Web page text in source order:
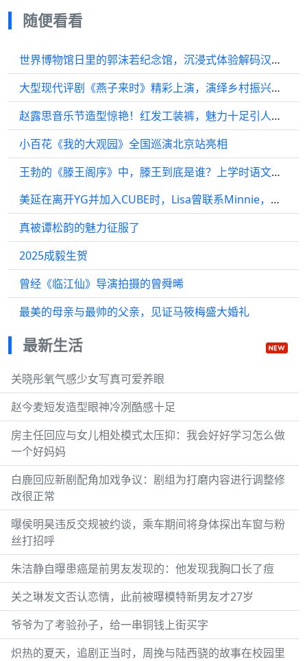
随便看看
世界博物馆日里的郭沫若纪念馆，沉浸式体验解码汉字文化
大型现代评剧《燕子来时》精彩上演，演绎乡村振兴动人篇章
赵露思音乐节造型惊艳！红发工装裤，魅力十足引人注目
小百花《我的大观园》全国巡演北京站亮相
王勃的《滕王阁序》中，滕王到底是谁？上学时语文老师为啥不讲？
美延在离开YG并加入CUBE时，Lisa曾联系Minnie，拜托她多多关照美延
真被谭松韵的魅力征服了
2025成毅生贺
曾经《临江仙》导演拍摄的曾舜晞
最美的母亲与最帅的父亲，见证马筱梅盛大婚礼
最新生活
关晓彤氧气感少女写真可爱养眼
赵今麦短发造型眼神冷冽酷感十足
房主任回应与女儿相处模式太压抑：我会好好学习怎么做
一个好妈妈
白鹿回应新剧配角加戏争议：剧组为打磨内容进行调整修
改很正常
曝侯明昊违反交规被约谈，乘车期间将身体探出车窗与粉
丝打招呼
朱洁静自曝患癌是前男友发现的：他发现我胸口长了痘
关之琳发文否认恋情，此前被曝模特新男友才27岁
爷爷为了考验孙子，给一串铜钱上街买字
炽热的夏天，追剧正当时，周挽与陆西骁的故事在校园里